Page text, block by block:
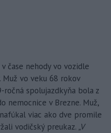
čase nehody vo vozidle
Muž vo veku 68 rokov
ročná spolujazdkyňa bola z
nemocnice v Brezne. Muž,
viac ako dve promile
vodičský preukaz. „V